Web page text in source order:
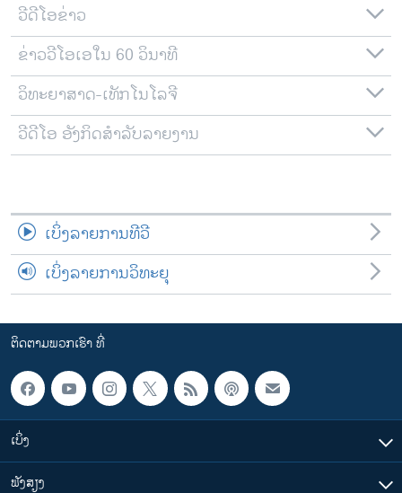
ວີດີໂອຂ່າວ
ຂ່າວວີໂອເອໃນ 60 ວິນາທີ
ວິທະຍາສາດ-ເທັກໂນໂລຈີ
ວີດີໂອ ອັງກິດສຳລັບລາຍງານ
ເບິ່ງລາຍການທີວີ
ເບິ່ງລາຍການວິທະຍຸ
ຕິດຕາມພວກເຮົາ ທີ່
ເບິ່ງ
ຟັງສຽງ